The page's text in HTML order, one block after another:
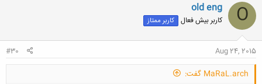
O
old eng
کاربر بیش فعال کاربر ممتاز
Aug 24, 2015
#30
MaRaL.arch گفت: